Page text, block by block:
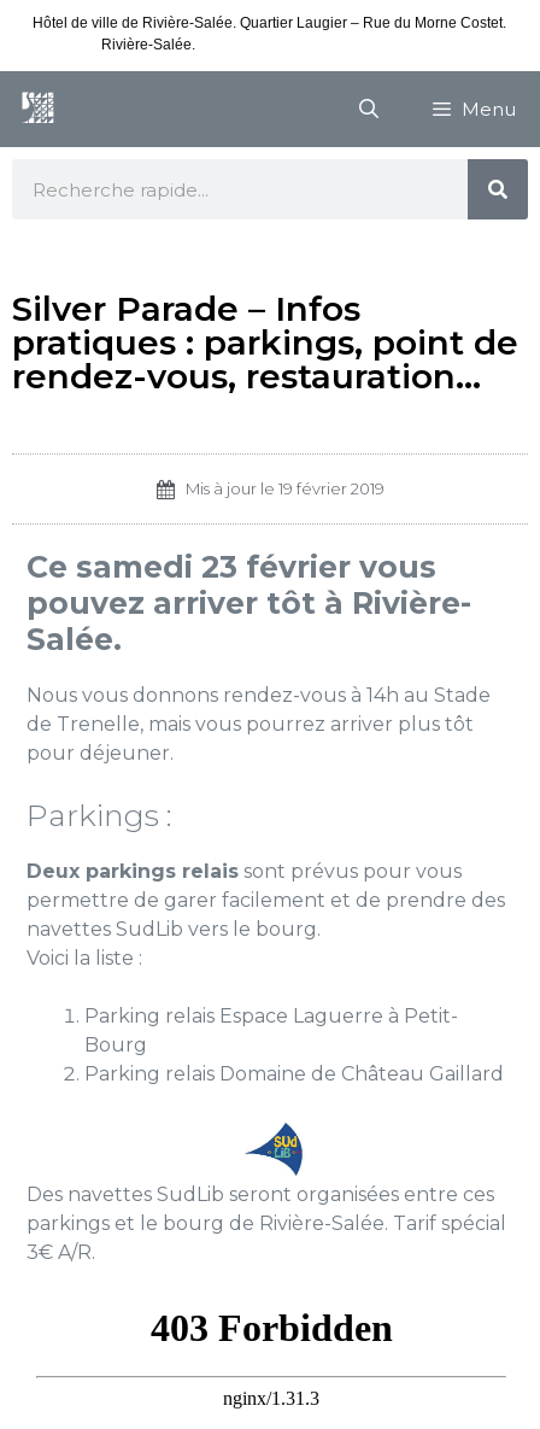
Hôtel de ville de Rivière-Salée. Quartier Laugier – Rue du Morne Costet.
Rivière-Salée.
Menu
Silver Parade – Infos
pratiques : parkings, point de
rendez-vous, restauration…
Mis à jour le 19 février 2019
Ce samedi 23 février vous
pouvez arriver tôt à Rivière-
Salée.
Nous vous donnons rendez-vous à 14h au Stade
de Trenelle, mais vous pourrez arriver plus tôt
pour déjeuner.
Parkings :
Deux parkings relais sont prévus pour vous
permettre de garer facilement et de prendre des
navettes SudLib vers le bourg.
Voici la liste :
Parking relais Espace Laguerre à Petit-
Bourg
Parking relais Domaine de Château Gaillard
Des navettes SudLib seront organisées entre ces
parkings et le bourg de Rivière-Salée. Tarif spécial
3€ A/R.